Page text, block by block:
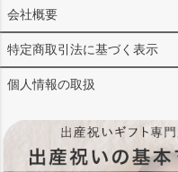
会社概要
特定商取引法に基づく表示
個人情報の取扱